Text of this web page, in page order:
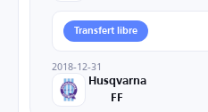
Transfert libre
2018-12-31
Husqvarna
FF